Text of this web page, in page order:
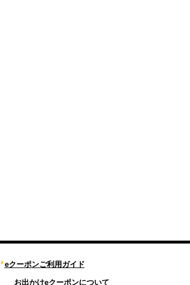
eクーポンご利用ガイド
お出かけeクーポンについて